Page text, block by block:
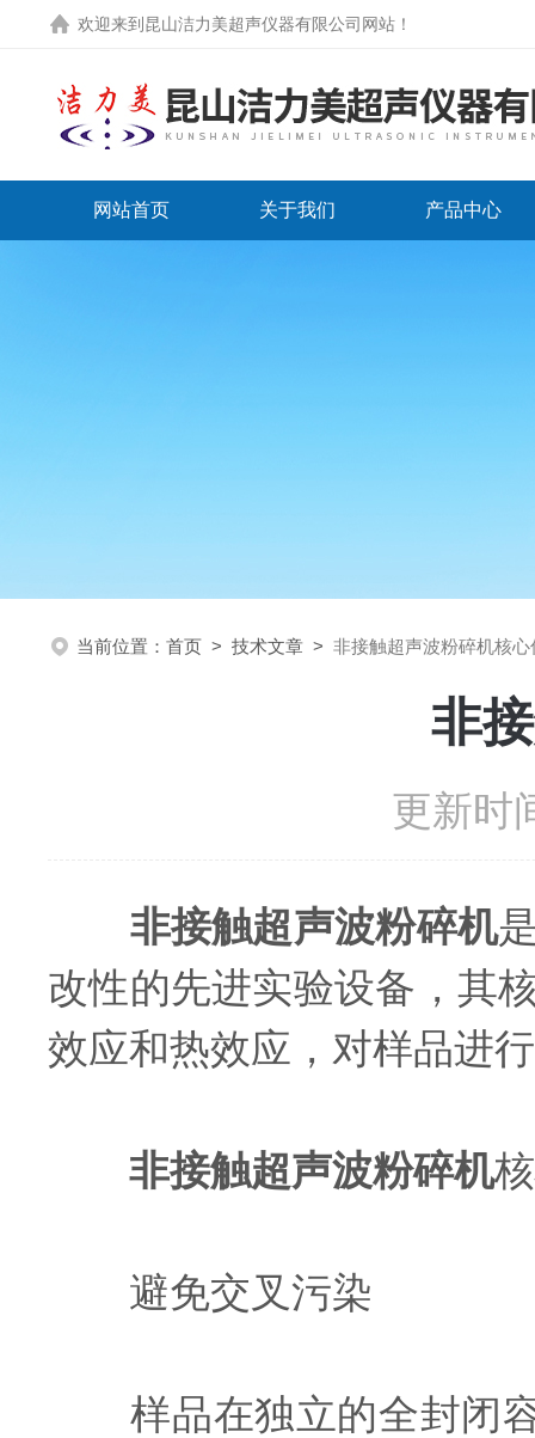
欢迎来到 昆山洁力美超声仪器有限公司网站 ！
网站首页 关于我们 产品中心
当前位置： 首页 > 技术文章 > 非接触超声波粉碎机核心
非
更新时
非接触超声波粉碎机
改性的先进实验设备，其
效应和热效应，对样品进
非接触超声波粉碎机
避免交叉污染
样品在独立的全封闭容